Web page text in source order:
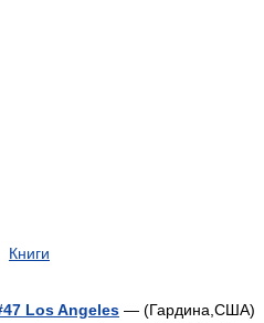
Книги
Los Angeles — (Гардина,США)